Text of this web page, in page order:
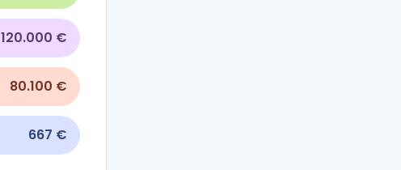
120.000 €
80.100 €
667 €